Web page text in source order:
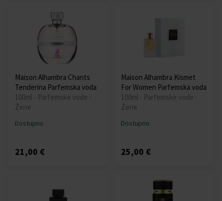
Maison Alhambra Chants
Tenderina Parfemska voda
100ml - Parfemske vode -
Žene
Dostupno
21,00 €
Maison Alhambra Kismet
For Women Parfemska voda
100ml - Parfemske vode -
Žene
Dostupno
25,00 €